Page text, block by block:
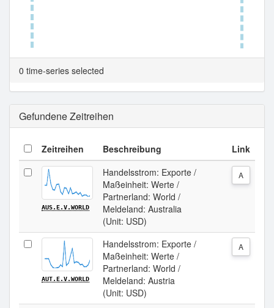
Tabellenansicht.
0 time-series selected
Gefundene Zeitreihen
Zeitreihen Beschreibung Link
AUS.E.V.WORLD
Handelsstrom: Exporte /
Maßeinheit: Werte /
Partnerland: World /
Meldeland: Australia
(Unit: USD)
A
AUT.E.V.WORLD
Handelsstrom: Exporte /
Maßeinheit: Werte /
Partnerland: World /
Meldeland: Austria
(Unit: USD)
A